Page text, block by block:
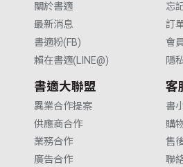
關於書適
最新消息
書適粉(FB)
賴在書適(LINE@)
忘
訂
會
隱
書適大聯盟
異業合作提案
供應商合作
業務合作
廣告合作
客
書
購
售
聯